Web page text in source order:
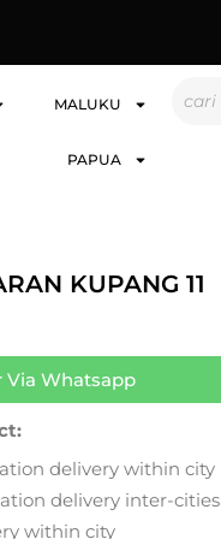
MALUKU
PAPUA
KUPANG 11
Via Whatsapp
delivery within city
delivery inter-cities
within city